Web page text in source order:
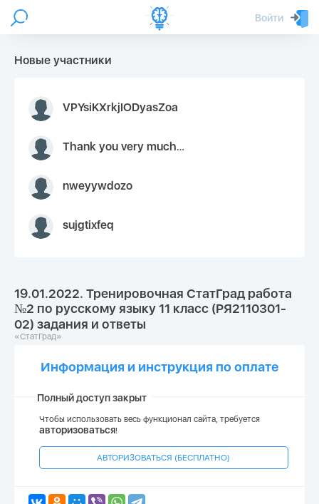
Войти
Новые участники
VPYsiKXrkjIODyasZoa
Thank you very much for your inquiry We appreciate you 9126052 https://youtube.com faceapple !
nweyywdozo
sujgtixfeq
19.01.2022. Тренировочная СтатГрад работа
№2 по русскому языку 11 класс (РЯ2110301-
02) задания и ответы
«СтатГрад»
Информация и инструкция по оплате
Полный доступ закрыт
Чтобы использовать весь функционал сайта, требуется
авторизоваться!
АВТОРИЗОВАТЬСЯ (БЕСПЛАТНО)